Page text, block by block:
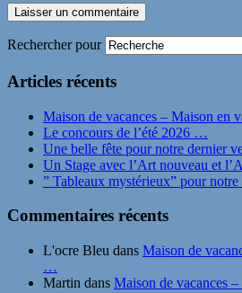
Rechercher pour
Articles récents
Maison de vacances – Maison en
Le concours de l’été 2026 …
Une belle fête pour notre dernier
Un Stage avec l’Art nouveau et
” Tableaux mystérieux” pour
Commentaires récents
L'ocre Bleu dans Maison de
…
Martin dans Maison de vacances